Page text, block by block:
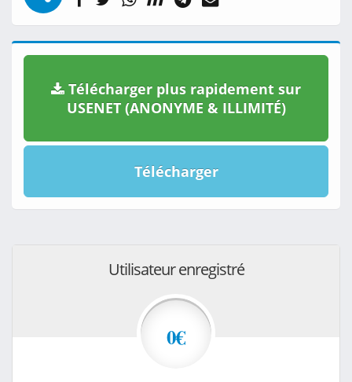
Télécharger plus rapidement sur
USENET (ANONYME & ILLIMITÉ)
Télécharger
Utilisateur enregistré
0€